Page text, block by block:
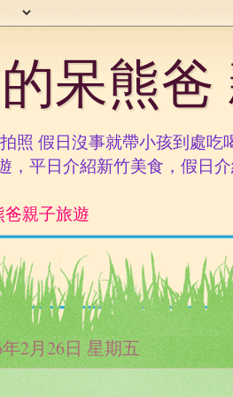
呆熊
照 假日沒事就帶小孩到處吃
，平日介紹新竹美食，假日
爸親子旅遊
年2月26日 星期五